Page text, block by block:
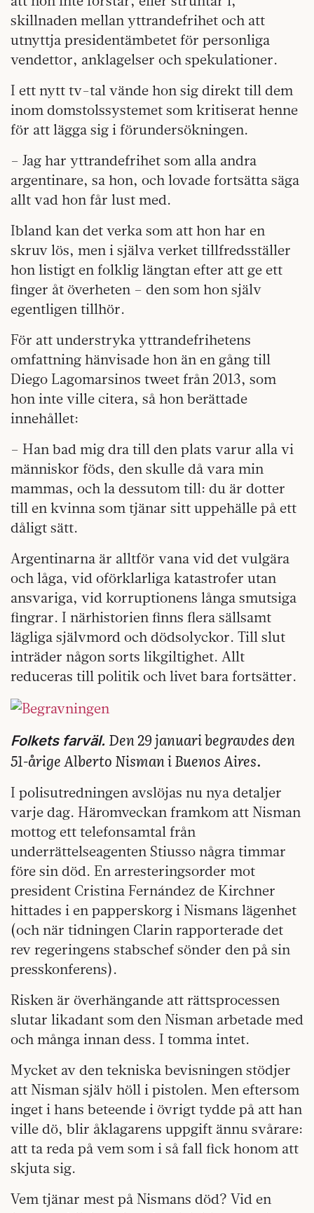
skillnaden mellan yttrandefrihet och att
utnyttja presidentämbetet för personliga
vendettor, anklagelser och spekulationer.
I ett nytt tv-tal vände hon sig direkt till dem
inom domstolssystemet som kritiserat henne
för att lägga sig i förundersökningen.
– Jag har yttrandefrihet som alla andra
argentinare, sa hon, och lovade fortsätta säga
allt vad hon får lust med.
Ibland kan det verka som att hon har en
skruv lös, men i själva verket tillfredsställer
hon listigt en folklig längtan efter att ge ett
finger åt överheten – den som hon själv
egentligen tillhör.
För att understryka yttrandefrihetens
omfattning hänvisade hon än en gång till
Diego Lagomarsinos tweet från 2013, som
hon inte ville citera, så hon berättade
innehållet:
– Han bad mig dra till den plats varur alla vi
människor föds, den skulle då vara min
mammas, och la dessutom till: du är dotter
till en kvinna som tjänar sitt uppehälle på ett
dåligt sätt.
Argentinarna är alltför vana vid det vulgära
och låga, vid oförklarliga katastrofer utan
ansvariga, vid korruptionens långa smutsiga
fingrar. I närhistorien finns flera sällsamt
lägliga självmord och dödsolyckor. Till slut
inträder någon sorts likgiltighet. Allt
reduceras till politik och livet bara fortsätter.
Folkets farväl. Den 29 januari begravdes den
51-årige Alberto Nisman i Buenos Aires.
I polisutredningen avslöjas nu nya detaljer
varje dag. Häromveckan framkom att Nisman
mottog ett telefonsamtal från
underrättelseagenten Stiusso några timmar
före sin död. En arresteringsorder mot
president Cristina Fernández de Kirchner
hittades i en papperskorg i Nismans lägenhet
(och när tidningen Clarin rapporterade det
rev regeringens stabschef sönder den på sin
presskonferens).
Risken är överhängande att rättsprocessen
slutar likadant som den Nisman arbetade med
och många innan dess. I tomma intet.
Mycket av den tekniska bevisningen stödjer
att Nisman själv höll i pistolen. Men eftersom
inget i hans beteende i övrigt tydde på att han
ville dö, blir åklagarens uppgift ännu svårare:
att ta reda på vem som i så fall fick honom att
skjuta sig.
Vem tjänar mest på Nismans död? Vid en